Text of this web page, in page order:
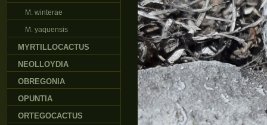
M. winterae
M. yaquensis
MYRTILLOCACTUS
NEOLLOYDIA
OBREGONIA
OPUNTIA
ORTEGOCACTUS